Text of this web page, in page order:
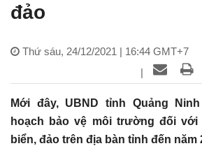
đảo
Thứ sáu, 24/12/2021 | 16:44 GMT+7
|
Mới đây, UBND tỉnh Quảng
hoạch bảo vệ môi trường đối
biển, đảo trên địa bàn tỉnh đến năm